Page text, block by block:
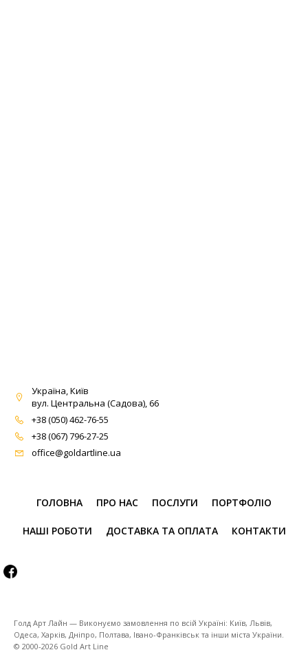
Україна, Київ
вул. Центральна (Садова), 66
+38 (050) 462-76-55
+38 (067) 796-27-25
office@goldartline.ua
ГОЛОВНА ПРО НАС ПОСЛУГИ ПОРТФОЛІО
НАШІ РОБОТИ ДОСТАВКА ТА ОПЛАТА КОНТАКТИ
Голд Арт Лайн — Виконуємо замовлення по всій Україні: Київ, Львів,
Одеса, Харків, Дніпро, Полтава, Івано-Франківськ та інши міста України.
© 2000-2026 Gold Art Line